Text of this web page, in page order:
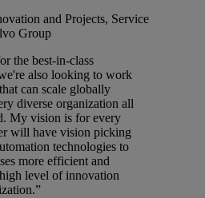
and Projects, Service
Group
the best-in-class
also looking to work
can scale globally
diverse organization all
My vision is for every
will have vision picking
technologies to
more efficient and
level of innovation